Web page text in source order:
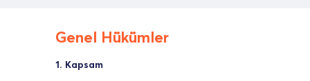
Genel Hükümler
1. Kapsam